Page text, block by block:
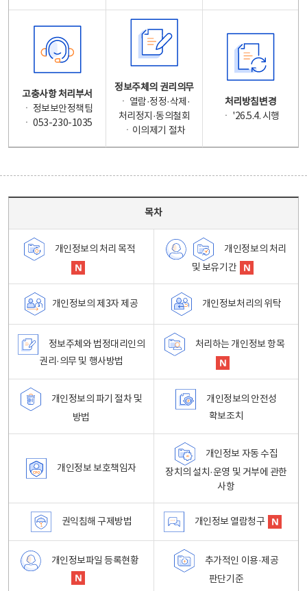
고충사항 처리부서
ㆍ 정보보안정책팀
ㆍ 053-230-1035
정보주체의 권리의무
ㆍ 열람·정정·삭제·
처리정지·동의철회
ㆍ이의제기 절차
처리방침변경
ㆍ '26.5.4. 시행
목차
개인정보의 처리 목적
개인정보의 처리
및 보유기간
개인정보의 제3자 제공 개인정보처리의 위탁
정보주체와 법정대리인의
권리·의무 및 행사방법
처리하는 개인정보 항목
개인정보의 파기 절차 및
방법
개인정보의 안전성
확보조치
개인정보 보호책임자
개인정보 자동 수집
장치의 설치·운영 및 거부에 관한
사항
권익침해 구제방법 개인정보 열람청구
개인정보파일 등록현황
추가적인 이용·제공
판단기준